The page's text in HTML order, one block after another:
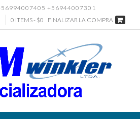
+56944007301
0 ITEMS - $0 FINALIZAR LA COMPRA